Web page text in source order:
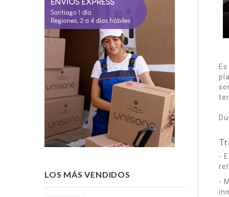
LOS MÁS VENDIDOS
-15%
-
-